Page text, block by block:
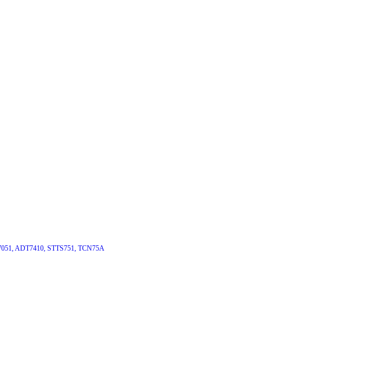
ADT7410, STTS751, TCN75A